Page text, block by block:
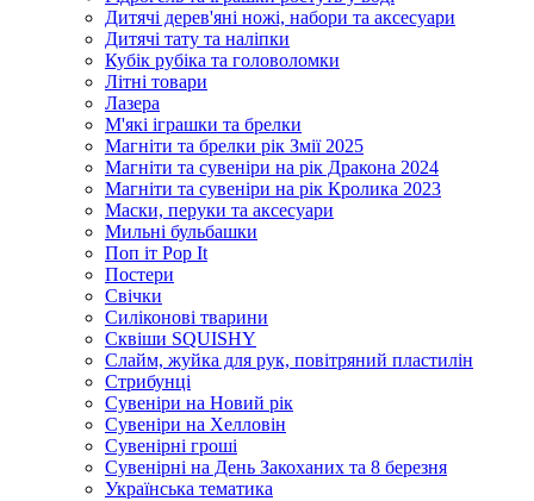
Дитячі дерев'яні ножі, набори та аксесуари
Дитячі тату та наліпки
Кубік рубіка та головоломки
Літні товари
Лазера
М'які іграшки та брелки
Магніти та брелки рік Змії 2025
Магніти та сувеніри на рік Дракона 2024
Магніти та сувеніри на рік Кролика 2023
Маски, перуки та аксесуари
Мильні бульбашки
Поп іт Pop It
Постери
Свічки
Силіконові тварини
Сквіши SQUISHY
Слайм, жуйка для рук, повітряний пластилін
Стрибунці
Сувеніри на Новий рік
Сувеніри на Хелловін
Сувенірні гроші
Сувенірні на День Закоханих та 8 березня
Українська тематика